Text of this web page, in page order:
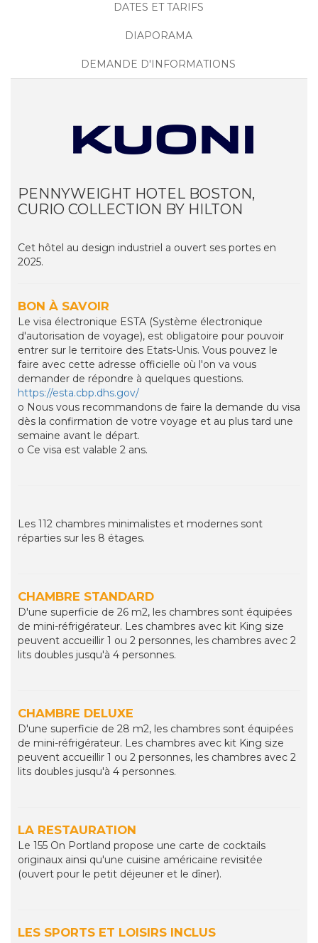
DATES ET TARIFS
DIAPORAMA
DEMANDE D'INFORMATIONS
PENNYWEIGHT HOTEL BOSTON,
CURIO COLLECTION BY HILTON
Cet hôtel au design industriel a ouvert ses portes en
2025.
BON À SAVOIR
Le visa électronique ESTA (Système électronique
d'autorisation de voyage), est obligatoire pour pouvoir
entrer sur le territoire des Etats-Unis. Vous pouvez le
faire avec cette adresse officielle où l'on va vous
demander de répondre à quelques questions.
https://esta.cbp.dhs.gov/
o Nous vous recommandons de faire la demande du visa
dès la confirmation de votre voyage et au plus tard une
semaine avant le départ.
o Ce visa est valable 2 ans.
Les 112 chambres minimalistes et modernes sont
réparties sur les 8 étages.
CHAMBRE STANDARD
D'une superficie de 26 m2, les chambres sont équipées
de mini-réfrigérateur. Les chambres avec kit King size
peuvent accueillir 1 ou 2 personnes, les chambres avec 2
lits doubles jusqu'à 4 personnes.
CHAMBRE DELUXE
D'une superficie de 28 m2, les chambres sont équipées
de mini-réfrigérateur. Les chambres avec kit King size
peuvent accueillir 1 ou 2 personnes, les chambres avec 2
lits doubles jusqu'à 4 personnes.
LA RESTAURATION
Le 155 On Portland propose une carte de cocktails
originaux ainsi qu'une cuisine américaine revisitée
(ouvert pour le petit déjeuner et le dîner).
LES SPORTS ET LOISIRS INCLUS